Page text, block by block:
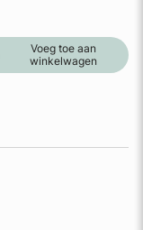
Voeg toe aan
winkelwagen